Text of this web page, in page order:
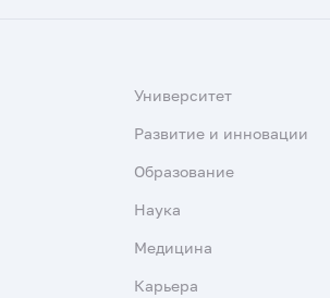
Университет
Развитие и инновации
Образование
Наука
Медицина
Карьера